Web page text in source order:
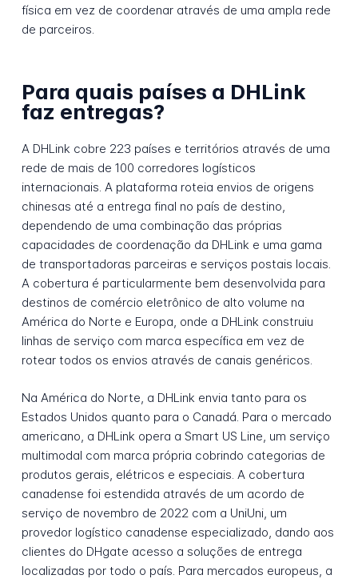
física em vez de coordenar através de uma ampla rede
de parceiros.
Para quais países a DHLink
faz entregas?
A DHLink cobre 223 países e territórios através de uma
rede de mais de 100 corredores logísticos
internacionais. A plataforma roteia envios de origens
chinesas até a entrega final no país de destino,
dependendo de uma combinação das próprias
capacidades de coordenação da DHLink e uma gama
de transportadoras parceiras e serviços postais locais.
A cobertura é particularmente bem desenvolvida para
destinos de comércio eletrônico de alto volume na
América do Norte e Europa, onde a DHLink construiu
linhas de serviço com marca específica em vez de
rotear todos os envios através de canais genéricos.
Na América do Norte, a DHLink envia tanto para os
Estados Unidos quanto para o Canadá. Para o mercado
americano, a DHLink opera a Smart US Line, um serviço
multimodal com marca própria cobrindo categorias de
produtos gerais, elétricos e especiais. A cobertura
canadense foi estendida através de um acordo de
serviço de novembro de 2022 com a UniUni, um
provedor logístico canadense especializado, dando aos
clientes do DHgate acesso a soluções de entrega
localizadas por todo o país. Para mercados europeus, a